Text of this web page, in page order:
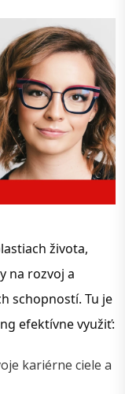
života,
na rozvoj a
schopností. Tu je
efektívne využiť:
kariérne ciele a